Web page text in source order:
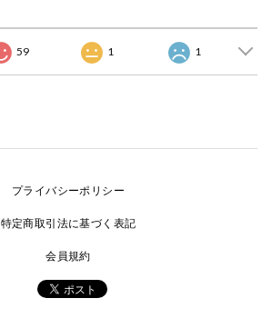
59 1 1
プライバシーポリシー
特定商取引法に基づく表記
会員規約